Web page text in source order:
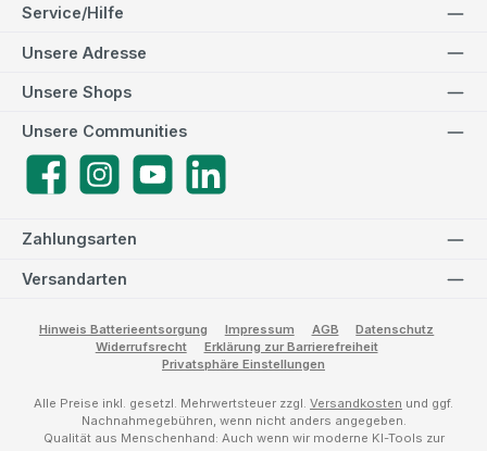
Service/Hilfe
Zahlungsarten
Versandarten
Unsere Adresse
Unsere Communities
FacebookInstagramYouTube
Unsere Shops
Hinweis Batterieentsorgung Impressum AGB
Datenschutz
Widerrufsrecht
Erklärung zur Barrierefreiheit
Privatsphäre Einstellungen
Alle Preise inkl. gesetzl. Mehrwertsteuer zzgl. Versandkosten und ggf.
Nachnahmegebühren, wenn nicht anders angegeben.
Qualität aus Menschenhand: Auch wenn wir moderne KI-Tools zur